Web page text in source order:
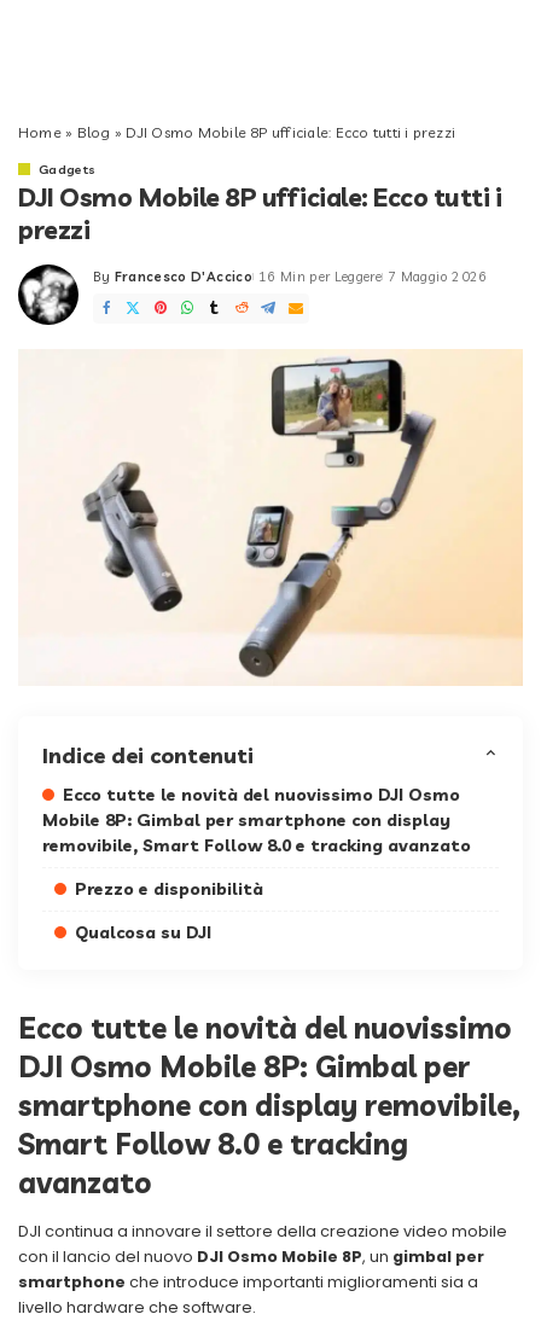
Home» Blog » DJI Osmo Mobile 8P ufficiale: Ecco tutti i prezzi
Gadgets
DJI Osmo Mobile 8P ufficiale: Ecco tutti i
prezzi
Posted
by
By Francesco D'Accico 16 Min per Leggere 7 Maggio 2026
Indice dei contenuti
Ecco tutte le novità del nuovissimo DJI Osmo
Mobile 8P: Gimbal per smartphone con display
removibile, Smart Follow 8.0 e tracking avanzato
Prezzo e disponibilità
Qualcosa su DJI
Ecco tutte le novità del nuovissimo
DJI Osmo Mobile 8P: Gimbal per
smartphone con display removibile,
Smart Follow 8.0 e tracking
avanzato
DJI continua a innovare il settore della creazione video mobile
con il lancio del nuovo DJI Osmo Mobile 8P, un gimbal per
smartphone che introduce importanti miglioramenti sia a
livello hardware che software.